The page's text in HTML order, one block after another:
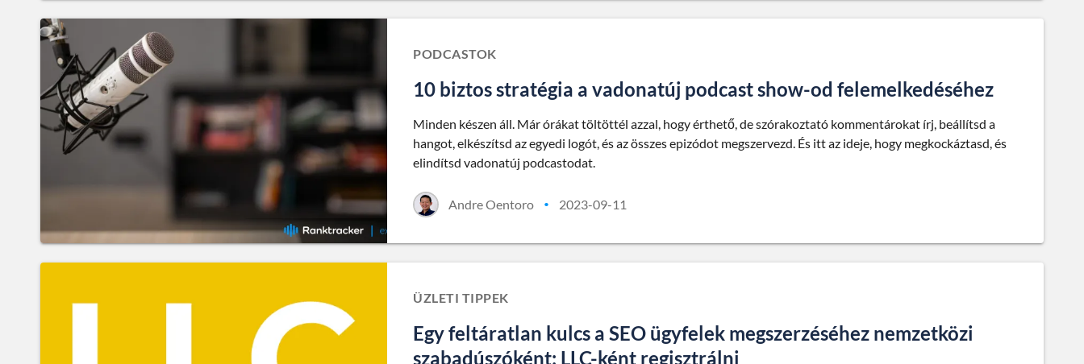
PODCASTOK
10 biztos stratégia a vadonatúj podcast show-od felemelkedéséhez
Minden készen áll. Már órákat töltöttél azzal, hogy érthető, de szórakoztató kommentárokat írj, beállítsd a
hangot, elkészítsd az egyedi logót, és az összes epizódot megszervezd. És itt az ideje, hogy megkockáztasd, és
elindítsd vadonatúj podcastodat.
Andre Oentoro • 2023-09-11
ÜZLETI TIPPEK
Egy feltáratlan kulcs a SEO ügyfelek megszerzéséhez nemzetközi
szabadúszóként: LLC-ként regisztrálni